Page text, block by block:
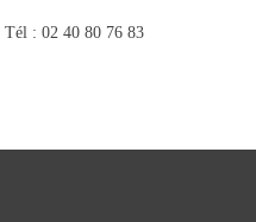
Tél : 02 40 80 76 83